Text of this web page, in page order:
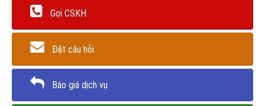
Gọi CSKH
Đặt câu hỏi
Báo giá dịch vụ